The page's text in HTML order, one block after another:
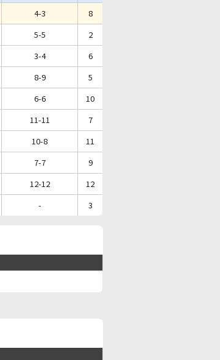
4-3
8
5-5
2
3-4
6
8-9
5
6-6
10
11-11
7
10-8
11
7-7
9
12-12
12
- 3